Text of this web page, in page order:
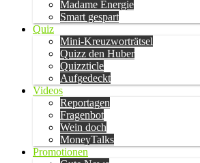
Madame Energie
Smart gespart
Quiz
Mini-Kreuzworträtsel
Quizz den Huber
Quizzticle
Aufgedeckt
Videos
Reportagen
Fragenbot
Wein doch
MoneyTalks
Promotionen